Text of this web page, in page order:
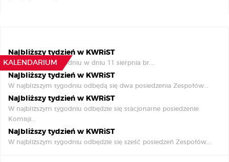
KALENDARIUM
Najbliższy tydzień w KWRiST
W najbliższym tygodniu w dniu 11 sierpnia br....
Najbliższy tydzień w KWRiST
W najbliższym tygodniu odbędą się dwa posiedzenia Zespołów...
Najbliższy tydzień w KWRiST
W najbliższym tygodniu odbędzie się stacjonarne posiedzenie
Komisji...
Najbliższy tydzień w KWRiST
W najbliższym tygodniu odbędzie się sześć posiedzeń Zespołów...